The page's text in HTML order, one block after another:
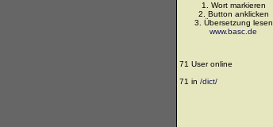
1. Wort markieren
2. Button anklicken
3. Übersetzung lesen
www.basc.de
71 User online
71 in /dict/